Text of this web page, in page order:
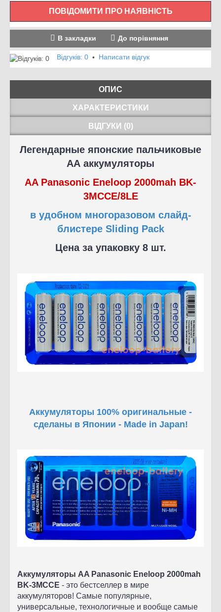
ПОВІДОМИТИ ПРО НАЯВНІСТЬ
В закладки До порівняння
Відгуків: 0 • Написати відгук
ОПИС
ХАРАКТЕРИСТИКИ
ВІДГУКИ (0)
Легендарные японские пальчиковые
АА аккумуляторы
AA Panasonic Eneloop 2000mah BK-
3MCCE/8LE
в удобном многоразовом слайд-
блистере Sliding Pack
Цена за упаковку 8 шт.
Аккумуляторы 100% оригинальные -
сделаны в Японии - Made in Japan!
Аккумуляторы AA Panasonic Eneloop 2000mah
BK-3MCCE - это бестселлер в мире
аккумуляторов! Самые популярные,
универсальные, технологичные и вообще самые